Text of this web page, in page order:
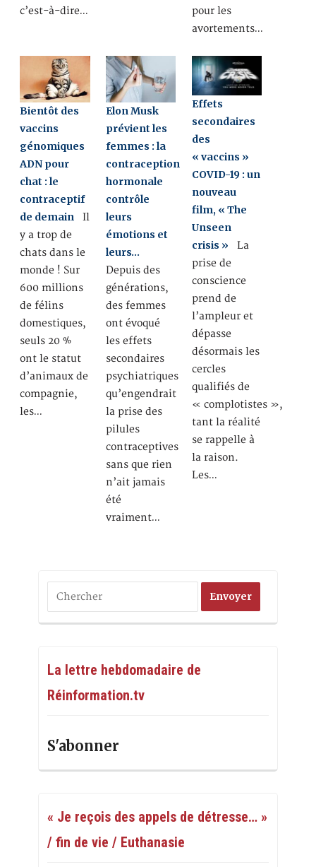
c’est-à-dire…
pour les
avortements…
Bientôt des
vaccins
génomiques
ADN pour
chat : le
contraceptif
de demain Il
y a trop de
chats dans le
monde ! Sur
600 millions
de félins
domestiques,
seuls 20 %
ont le statut
d’animaux de
compagnie,
les…
Elon Musk
prévient les
femmes : la
contraception
hormonale
contrôle
leurs
émotions et
leurs…
Depuis des
générations,
des femmes
ont évoqué
les effets
secondaires
psychiatriques
qu’engendrait
la prise des
pilules
contraceptives
sans que rien
n’ait jamais
été
vraiment…
Effets
secondaires
des
« vaccins »
COVID-19 : un
nouveau
film, « The
Unseen
crisis » La
prise de
conscience
prend de
l’ampleur et
dépasse
désormais les
cercles
qualifiés de
« complotistes »,
tant la réalité
se rappelle à
la raison.
Les…
La lettre hebdomadaire de
Réinformation.tv
S'abonner
« Je reçois des appels de détresse… »
/ fin de vie / Euthanasie